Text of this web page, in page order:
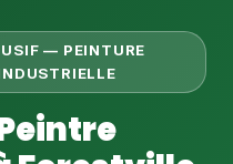
— PEINTURE